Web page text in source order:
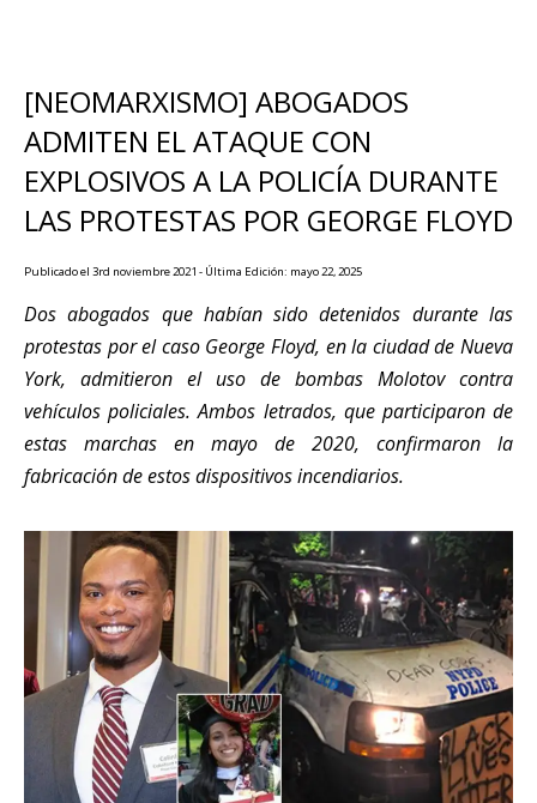
[NEOMARXISMO] ABOGADOS
ADMITEN EL ATAQUE CON
EXPLOSIVOS A LA POLICÍA DURANTE
LAS PROTESTAS POR GEORGE FLOYD
Publicado el 3rd noviembre 2021 - Última Edición: mayo 22, 2025
Dos abogados que habían sido detenidos durante las
protestas por el caso George Floyd, en la ciudad de Nueva
York, admitieron el uso de bombas Molotov contra
vehículos policiales. Ambos letrados, que participaron de
estas marchas en mayo de 2020, confirmaron la
fabricación de estos dispositivos incendiarios.